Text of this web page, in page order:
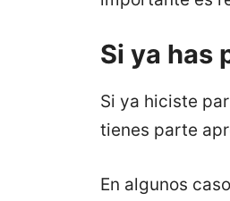
Si ya has
Si ya hiciste
tienes parte
En algunos